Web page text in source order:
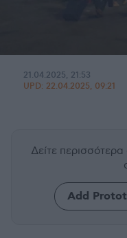
21.04.2025, 21:53
UPD: 22.04.2025, 09:21
Δείτε
Add